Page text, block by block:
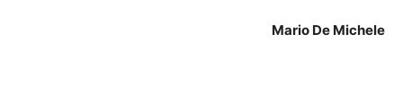
Mario De Michele